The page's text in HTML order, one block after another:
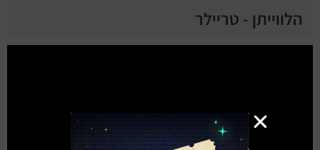
הלווייתן - טריילר